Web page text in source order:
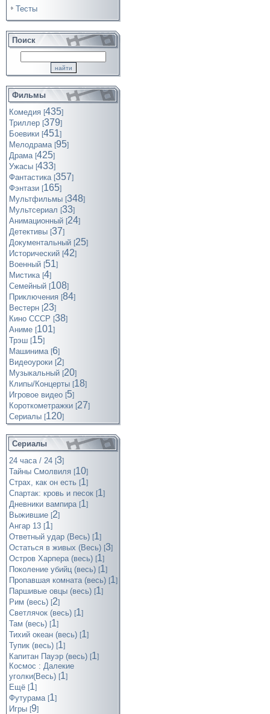
Тесты
Поиск
Фильмы
Комедия [435]
Триллер [379]
Боевики [451]
Мелодрама [95]
Драма [425]
Ужасы [433]
Фантастика [357]
Фэнтази [165]
Мультфильмы [348]
Мультсериал [33]
Анимационный [24]
Детективы [37]
Документальный [25]
Исторический [42]
Военный [51]
Мистика [4]
Семейный [108]
Приключения [84]
Вестерн [23]
Кино СССР [38]
Аниме [101]
Трэш [15]
Машинима [6]
Видеоуроки [2]
Музыкальный [20]
Клипы/Концерты [18]
Игровое видео [5]
Короткометражки [27]
Cериалы [120]
Сериалы
24 часа / 24 [3]
Тайны Смолвиля [10]
Страх, как он есть [1]
Спартак: кровь и песок [1]
Дневники вампира [1]
Выжившие [2]
Ангар 13 [1]
Ответный удар (Весь) [1]
Остаться в живых (Весь) [3]
Остров Харпера (весь) [1]
Поколение убийц (весь) [1]
Пропавшая комната (весь) [1]
Паршивые овцы (весь) [1]
Рим (весь) [2]
Светлячок (весь) [1]
Там (весь) [1]
Тихий океан (весь) [1]
Тупик (весь) [1]
Капитан Пауэр (весь) [1]
Космос : Далекие
уголки(Весь) [1]
Ещё [1]
Футурама [1]
Игры [9]